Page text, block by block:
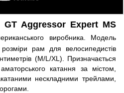
GT Aggressor Expert MS
виробника. Модель
рам для велосипедистів
(M/L/XL). Призначається
катання за містом,
нескладними трейлами,